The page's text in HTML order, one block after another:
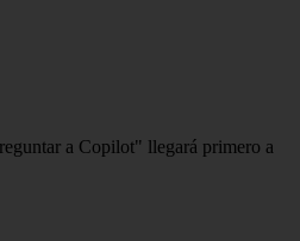
a Copilot" llegará primero a